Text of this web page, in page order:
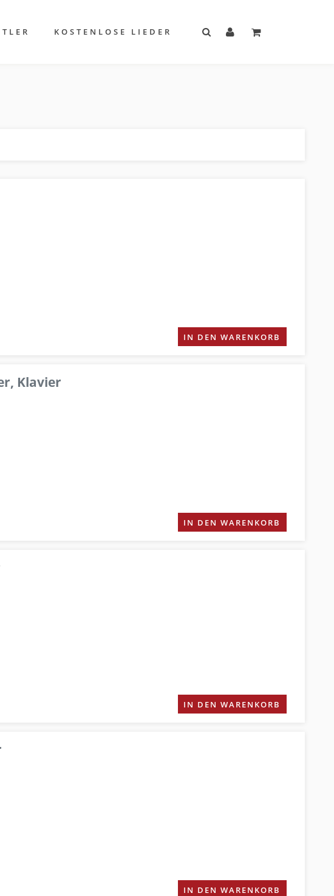
KOSTENLOSE LIEDER
IN DEN WARENKORB
Klavier
IN DEN WARENKORB
IN DEN WARENKORB
IN DEN WARENKORB